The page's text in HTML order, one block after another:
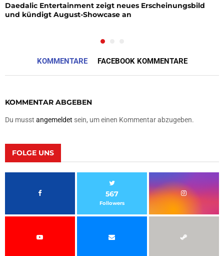
Daedalic Entertainment zeigt neues Erscheinungsbild
und kündigt August-Showcase an
KOMMENTARE FACEBOOK KOMMENTARE
KOMMENTAR ABGEBEN
Du musst angemeldet sein, um einen Kommentar abzugeben.
FOLGE UNS
567
Followers